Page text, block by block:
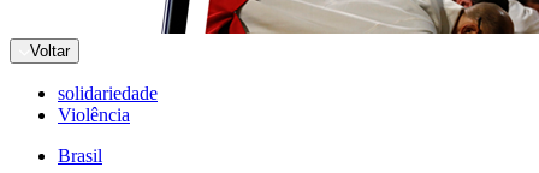
Voltar
solidariedade
Violência
Brasil